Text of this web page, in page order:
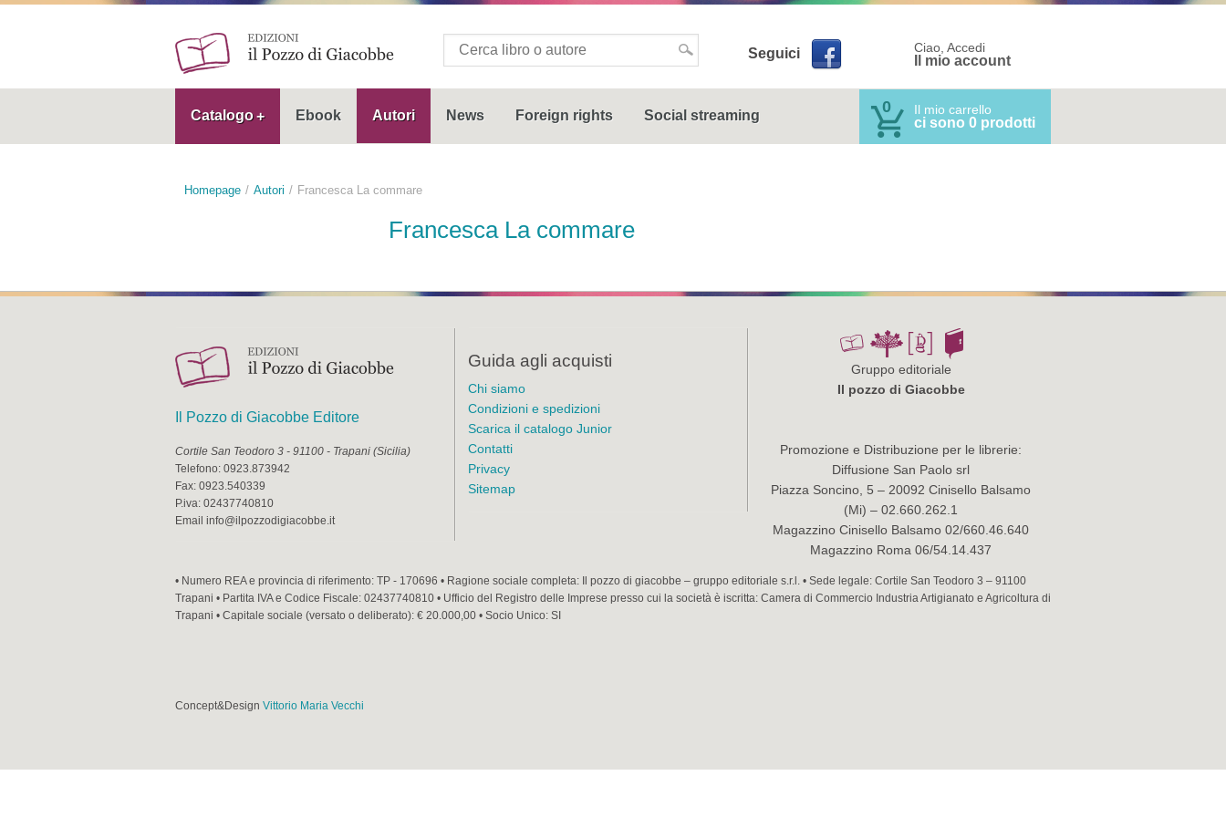
Seguici Ciao, Accedi
Il mio account
Catalogo Ebook Autori News Foreign rights Social streaming 0 Il mio carrello
ci sono 0 prodotti
Homepage Autori Francesca La commare
Francesca La commare
Il Pozzo di Giacobbe Editore
Cortile San Teodoro 3 - 91100 - Trapani (Sicilia)
Telefono: 0923.873942
Fax: 0923.540339
P.iva: 02437740810
Email info@ilpozzodigiacobbe.it
Guida agli acquisti
Chi siamo
Condizioni e spedizioni
Scarica il catalogo Junior
Contatti
Privacy
Sitemap
Gruppo editoriale
Il pozzo di Giacobbe
Promozione e Distribuzione per le librerie:
Diffusione San Paolo srl
Piazza Soncino, 5 – 20092 Cinisello Balsamo
(Mi) – 02.660.262.1
Magazzino Cinisello Balsamo 02/660.46.640
Magazzino Roma 06/54.14.437
• Numero REA e provincia di riferimento: TP - 170696 • Ragione sociale completa: Il pozzo di giacobbe – gruppo editoriale s.r.l. • Sede legale: Cortile San Teodoro 3 – 91100
Trapani • Partita IVA e Codice Fiscale: 02437740810 • Ufficio del Registro delle Imprese presso cui la società è iscritta: Camera di Commercio Industria Artigianato e Agricoltura di
Trapani • Capitale sociale (versato o deliberato): € 20.000,00 • Socio Unico: SI
Concept&Design Vittorio Maria Vecchi